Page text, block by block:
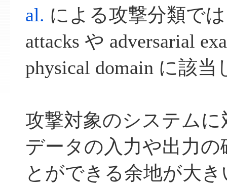
al. による攻撃分類で
attacks や adversarial
physical domain に該当
攻撃対象のシステム
データの入力や出力
とができる余地が大